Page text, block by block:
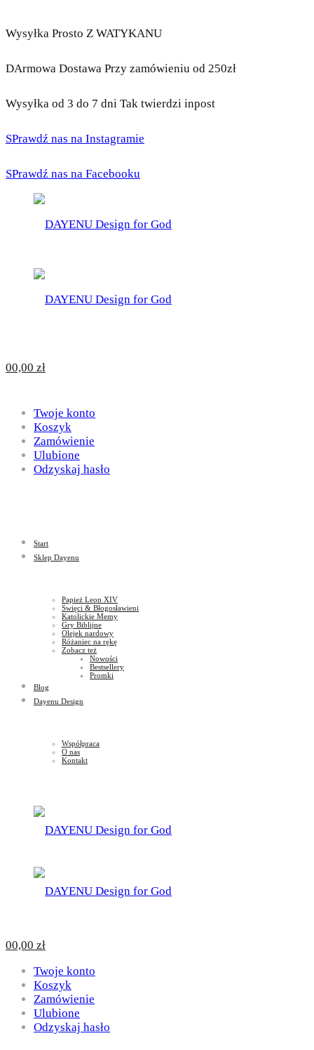
Wysyłka Prosto Z WATYKANU
DArmowa Dostawa Przy zamówieniu od 250zł
Wysyłka od 3 do 7 dni Tak twierdzi inpost
SPrawdź nas na Instagramie
SPrawdź nas na Facebooku
for
God
DAYENU
Design
God
00,00 zł
Twoje konto
Koszyk
Zamówienie
Ulubione
Odzyskaj hasło
Start
Sklep Dayenu
Papież Leon XIV
Święci & Błogosławieni
Katolickie Memy
Gry Biblijne
Olejek nardowy
Różaniec na rękę
Zobacz też
Nowości
Bestsellery
Promki
Blog
Dayenu Design
Współpraca
O nas
Kontakt
00,00 zł
Twoje konto
Koszyk
Zamówienie
Ulubione
Odzyskaj hasło